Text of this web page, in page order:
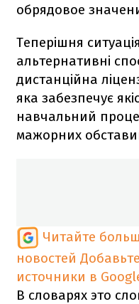
обрядовое
Теперішня
альтернативні
дистанційна
яка забезпечує
навчальний
мажорних
Читайте
новостей
источники в
В словарях это